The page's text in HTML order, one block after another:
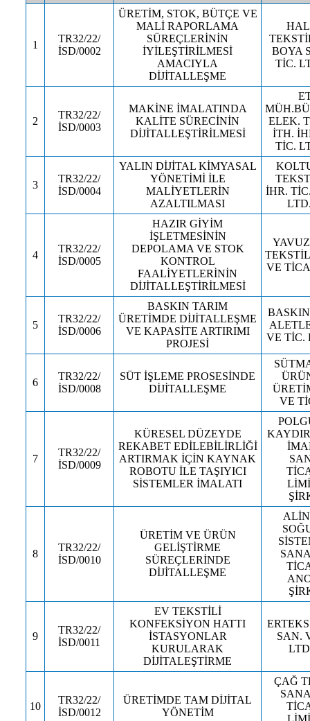
1
TR32/22/
İSD/0002
ÜRETİM, STOK, BÜTÇE VE
MALİ RAPORLAMA
SÜREÇLERİNİN
İYİLEŞTİRİLMESİ
AMACIYLA
DİJİTALLEŞME
BOYA
TİC.
2
TR32/22/
İSD/0003
MAKİNE İMALATINDA
KALİTE SÜRECİNİN
DİJİTALLEŞTİRİLMESİ
ELEK.
İTH.
TİC.
3
TR32/22/
İSD/0004
YALIN DİJİTAL KİMYASAL
YÖNETİMİ İLE
MALİYETLERİN
AZALTILMASI
İHR.
4
TR32/22/
İSD/0005
HAZIR GİYİM
İŞLETMESİNİN
DEPOLAMA VE STOK
KONTROL
FAALİYETLERİNİN
DİJİTALLEŞTİRİLMESİ
VE
5
TR32/22/
İSD/0006
BASKIN TARIM
ÜRETİMDE DİJİTALLEŞME
VE KAPASİTE ARTIRIMI
PROJESİ
VE TİC.
6
TR32/22/
İSD/0008
SÜT İŞLEME PROSESİNDE
DİJİTALLEŞME
VE
7
TR32/22/
İSD/0009
KÜRESEL DÜZEYDE
REKABET EDİLEBİLİRLİĞİ
ARTIRMAK İÇİN KAYNAK
ROBOTU İLE TAŞIYICI
SİSTEMLER İMALATI
8
TR32/22/
İSD/0010
ÜRETİM VE ÜRÜN
GELİŞTİRME
SÜREÇLERİNDE
DİJİTALLEŞME
9
TR32/22/
İSD/0011
EV TEKSTİLİ
KONFEKSİYON HATTI
İSTASYONLAR
KURULARAK
DİJİTALEŞTİRME
SAN.
10
TR32/22/
İSD/0012
ÜRETİMDE TAM DİJİTAL
YÖNETİM
ÇAĞ